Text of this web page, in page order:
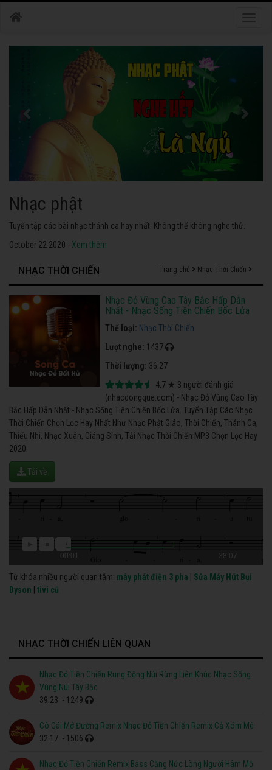
Nhạc phật
Tuyển tập các bài nhạc thánh ca hay nhất. Không thể không nghe thử.
October 22 2020 - Xem thêm
NHẠC THỜI CHIẾN Trang chủ Nhạc Thời Chiến
Nhạc Đỏ Vùng Cao Tây Bắc Hấp Dẫn
Nhất - Nhạc Sống Tiền Chiến Bốc Lửa
Thể loại: Nhạc Thời Chiến
Lượt nghe: 1437
Thời lượng: 36:27
4,7 ★ 3 người đánh giá
(nhacdongque.com) - Nhạc Đỏ Vùng Cao Tây
Bắc Hấp Dẫn Nhất - Nhạc Sống Tiền Chiến Bốc Lửa. Tuyển Tập Các Nhạc
Thời Chiến Chọn Lọc Hay Nhất Như Nhạc Phật Giáo, Thời Chiến, Thánh Ca,
Thiếu Nhi, Nhạc Xuân, Giáng Sinh, Tải Nhạc Thời Chiến MP3 Chọn Lọc Hay
2020.
Tải về
00:01 38:07
Từ khóa nhiều người quan tâm: máy phát điện 3 pha
Sửa Máy Hút Bụi
Dyson
tivi cũ
NHẠC THỜI CHIẾN LIÊN QUAN
Nhạc Đỏ Tiền Chiến Rung Động Núi Rừng Liên Khúc Nhạc Sống
Vùng Núi Tây Bắc
39:23 - 1249
Cô Gái Mở Đường Remix Nhạc Đỏ Tiền Chiến Remix Cả Xóm Mê
32:17 - 1506
Nhạc Đỏ Tiền Chiến Remix Bass Căng Nức Lòng Người Hâm Mộ